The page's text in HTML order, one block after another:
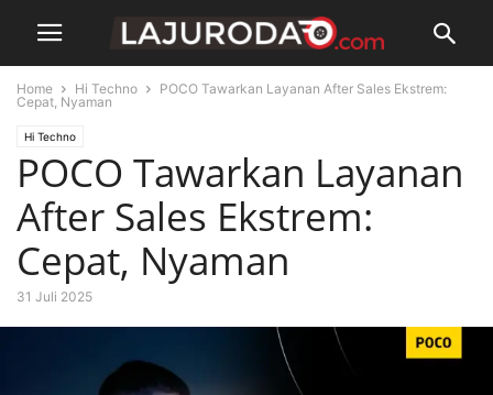
Home Hi Techno
POCO Tawarkan Layanan After Sales Ekstrem:
Cepat, Nyaman
Hi Techno
POCO Tawarkan Layanan
After Sales Ekstrem:
Cepat, Nyaman
31 Juli 2025